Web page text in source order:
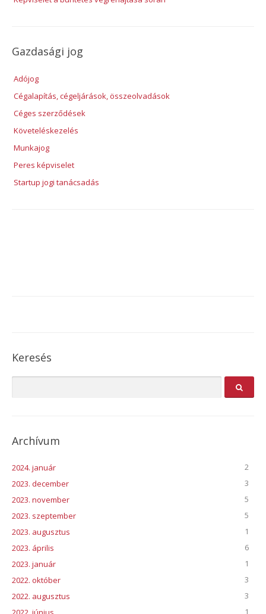
Gazdasági jog
Adójog
Cégalapítás, cégeljárások, összeolvadások
Céges szerződések
Követeléskezelés
Munkajog
Peres képviselet
Startup jogi tanácsadás
Keresés
Archívum
2024. január
2
2023. december
3
2023. november
5
2023. szeptember
5
2023. augusztus
1
2023. április
6
2023. január
1
2022. október
3
2022. augusztus
3
1